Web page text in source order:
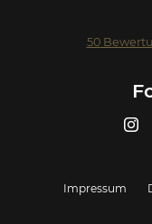
50
Impressum